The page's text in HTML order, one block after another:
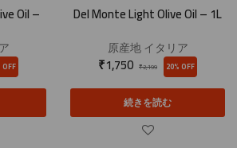
Oil –
OFF
Del Monte Light Olive Oil – 1L
原産地イタリア
₹2,199
₹1,750 20% OFF
続きを読む